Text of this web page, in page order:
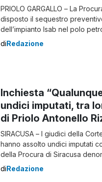
PRIOLO GARGALLO – La
disposto il sequestro
dell’impianto Isab nel polo
Gargallo. Il provvedimento –
diRedazione
Inchiesta
undici imputati, tra
di Priolo Antonello
SIRACUSA – I giudici della
hanno assolto undici imputati
della Procura di Siracusa
che ipotizzava a vario titolo i
diRedazione